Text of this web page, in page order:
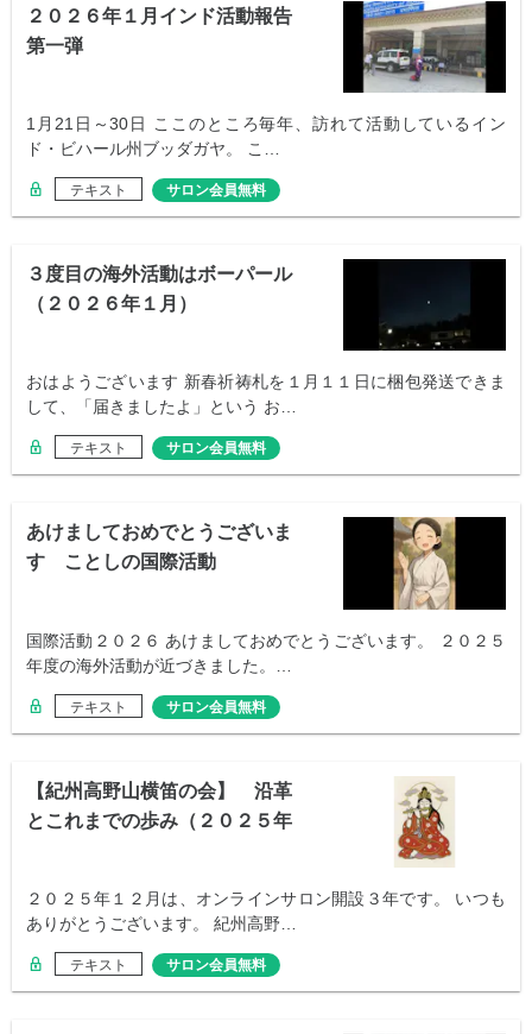
２０２６年１月インド活動報告
第一弾
1月21日～30日 ここのところ毎年、訪れて活動しているイン
ド・ビハール州ブッダガヤ。 こ…
テキスト サロン会員無料
３度目の海外活動はボーパール
（２０２６年１月）
おはようございます 新春祈祷札を１月１１日に梱包発送できま
して、「届きましたよ」という お…
テキスト サロン会員無料
あけましておめでとうございま
す ことしの国際活動
国際活動２０２６ あけましておめでとうございます。 ２０２５
年度の海外活動が近づきました。…
テキスト サロン会員無料
【紀州高野山横笛の会】 沿革
とこれまでの歩み（２０２５年
２０２５年１２月は、オンラインサロン開設３年です。 いつも
ありがとうございます。 紀州高野…
テキスト サロン会員無料